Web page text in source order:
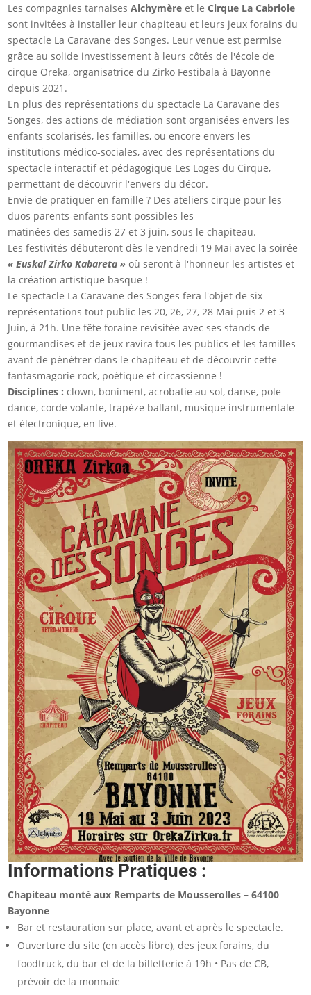
Les compagnies tarnaisesAlchymère et leCirque La Cabriole
sont invitées à installer leur chapiteau et leurs jeux forains du
spectacle La Caravane des Songes. Leur venue est permise
grâce au solide investissement à leurs côtés de l'école de
cirque Oreka, organisatrice du Zirko Festibala à Bayonne
depuis 2021.
En plus des représentations du spectacle La Caravane des
Songes, des actions de médiation sont organisées envers les
enfants scolarisés, les familles, ou encore envers les
institutions médico-sociales, avec des représentations du
spectacle interactif et pédagogique Les Loges du Cirque,
permettant de découvrir l'envers du décor.
Envie de pratiquer en famille ? Des ateliers cirque pour les
duos parents-enfants sont possibles les
matinées des samedis 27 et 3 juin, sous le chapiteau.
Les festivités débuteront dès le vendredi 19 Mai avec la soirée
« Euskal Zirko Kabareta »où seront à l'honneur les artistes et
la création artistique basque !
Le spectacle La Caravane des Songes fera l'objet de six
représentations tout public les 20, 26, 27, 28 Mai puis 2 et 3
Juin, à 21h. Une fête foraine revisitée avec ses stands de
gourmandises et de jeux ravira tous les publics et les familles
avant de pénétrer dans le chapiteau et de découvrir cette
fantasmagorie rock, poétique et circassienne !
Disciplines :clown, boniment, acrobatie au sol, danse, pole
dance, corde volante, trapèze ballant, musique instrumentale
et électronique, en live.
Informations Pratiques :
Chapiteau monté aux Remparts de Mousserolles – 64100
Bayonne
Bar et restauration sur place, avant et après le spectacle.
Ouverture du site (en accès libre), des jeux forains, du
foodtruck, du bar et de la billetterie à 19h • Pas de CB,
prévoir de la monnaie